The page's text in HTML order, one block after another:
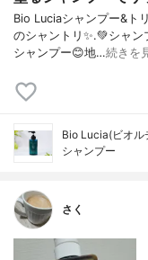
Bio Luciaシャンプー&ト
のシャントリ✨⁡.💚シャ
シャンプー😊地…続きを
Bio Lucia(ビオル
シャンプー
さく